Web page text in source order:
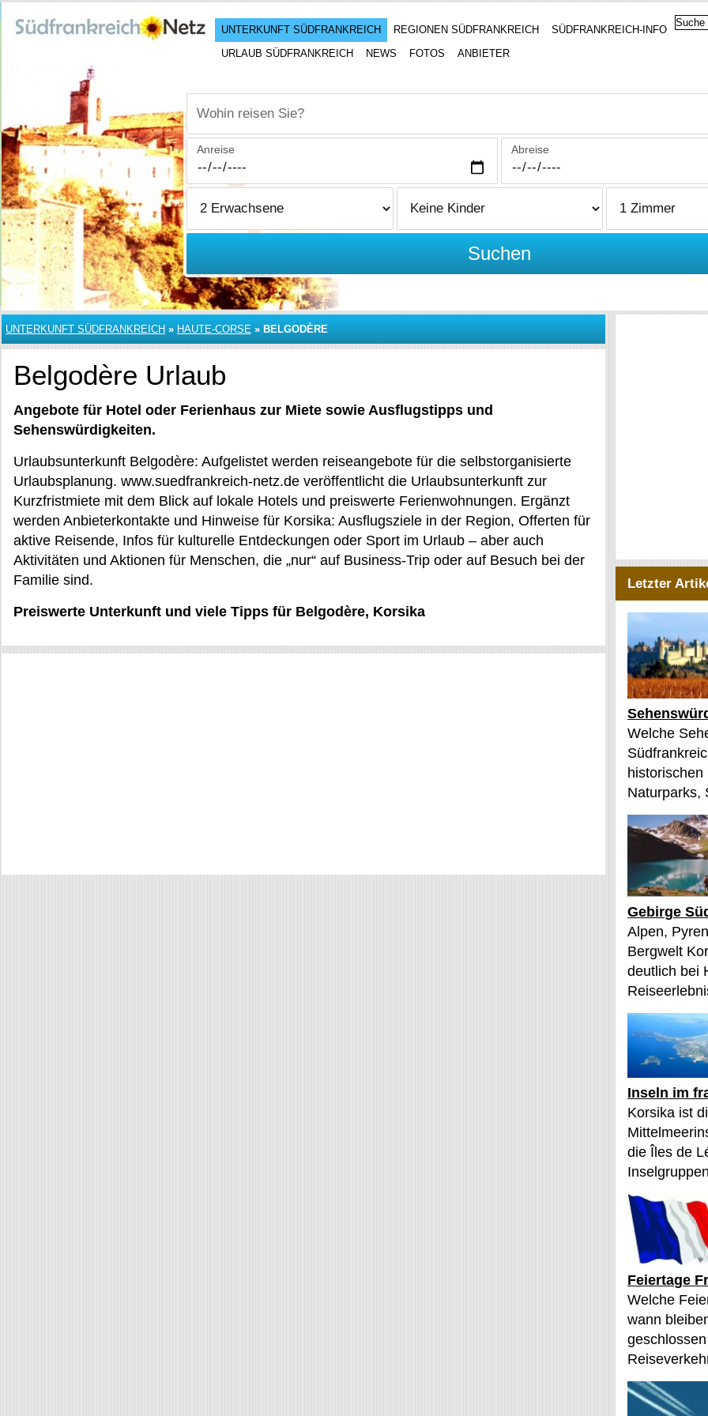
UNTERKUNFT SÜDFRANKREICH REGIONEN SÜDFRANKREICH
SÜDFRANKREICH-INFO
URLAUB SÜDFRANKREICH
NEWS FOTOS ANBIETER
Wohin reisen Sie?
Anreise Abreise
Suchen
UNTERKUNFT SÜDFRANKREICH » HAUTE-CORSE » BELGODÈRE
Belgodère Urlaub
Angebote für Hotel oder Ferienhaus zur Miete sowie Ausflugstipps und
Sehenswürdigkeiten.
Urlaubsunterkunft Belgodère: Aufgelistet werden reiseangebote für die selbstorganisierte
Urlaubsplanung. www.suedfrankreich-netz.de veröffentlicht die Urlaubsunterkunft zur
Kurzfristmiete mit dem Blick auf lokale Hotels und preiswerte Ferienwohnungen. Ergänzt
werden Anbieterkontakte und Hinweise für Korsika: Ausflugsziele in der Region, Offerten für
aktive Reisende, Infos für kulturelle Entdeckungen oder Sport im Urlaub – aber auch
Aktivitäten und Aktionen für Menschen, die „nur“ auf Business-Trip oder auf Besuch bei der
Familie sind.
Preiswerte Unterkunft und viele Tipps für Belgodère, Korsika
Letzter
Welche
Naturparks,
Gebirge
Alpen,
Bergwelt
deutlich bei
Inseln im
Korsika ist
die Îles de
Feiertage
Welche
wann